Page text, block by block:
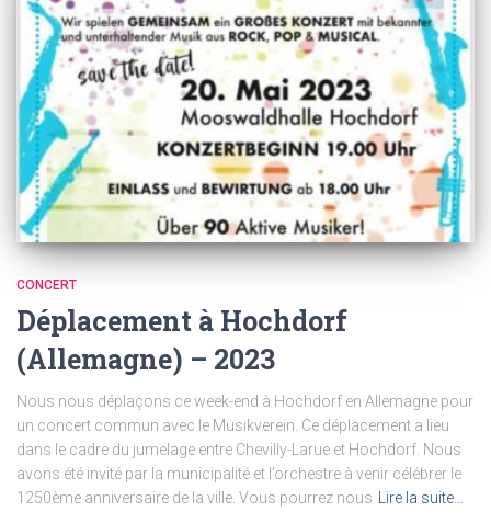
CONCERT
Déplacement à Hochdorf
(Allemagne) – 2023
Nous nous déplaçons ce week-end à Hochdorf en Allemagne pour
un concert commun avec le Musikverein. Ce déplacement a lieu
dans le cadre du jumelage entre Chevilly-Larue et Hochdorf. Nous
avons été invité par la municipalité et l’orchestre à venir célébrer le
1250ème anniversaire de la ville. Vous pourrez nous Lire la suite…